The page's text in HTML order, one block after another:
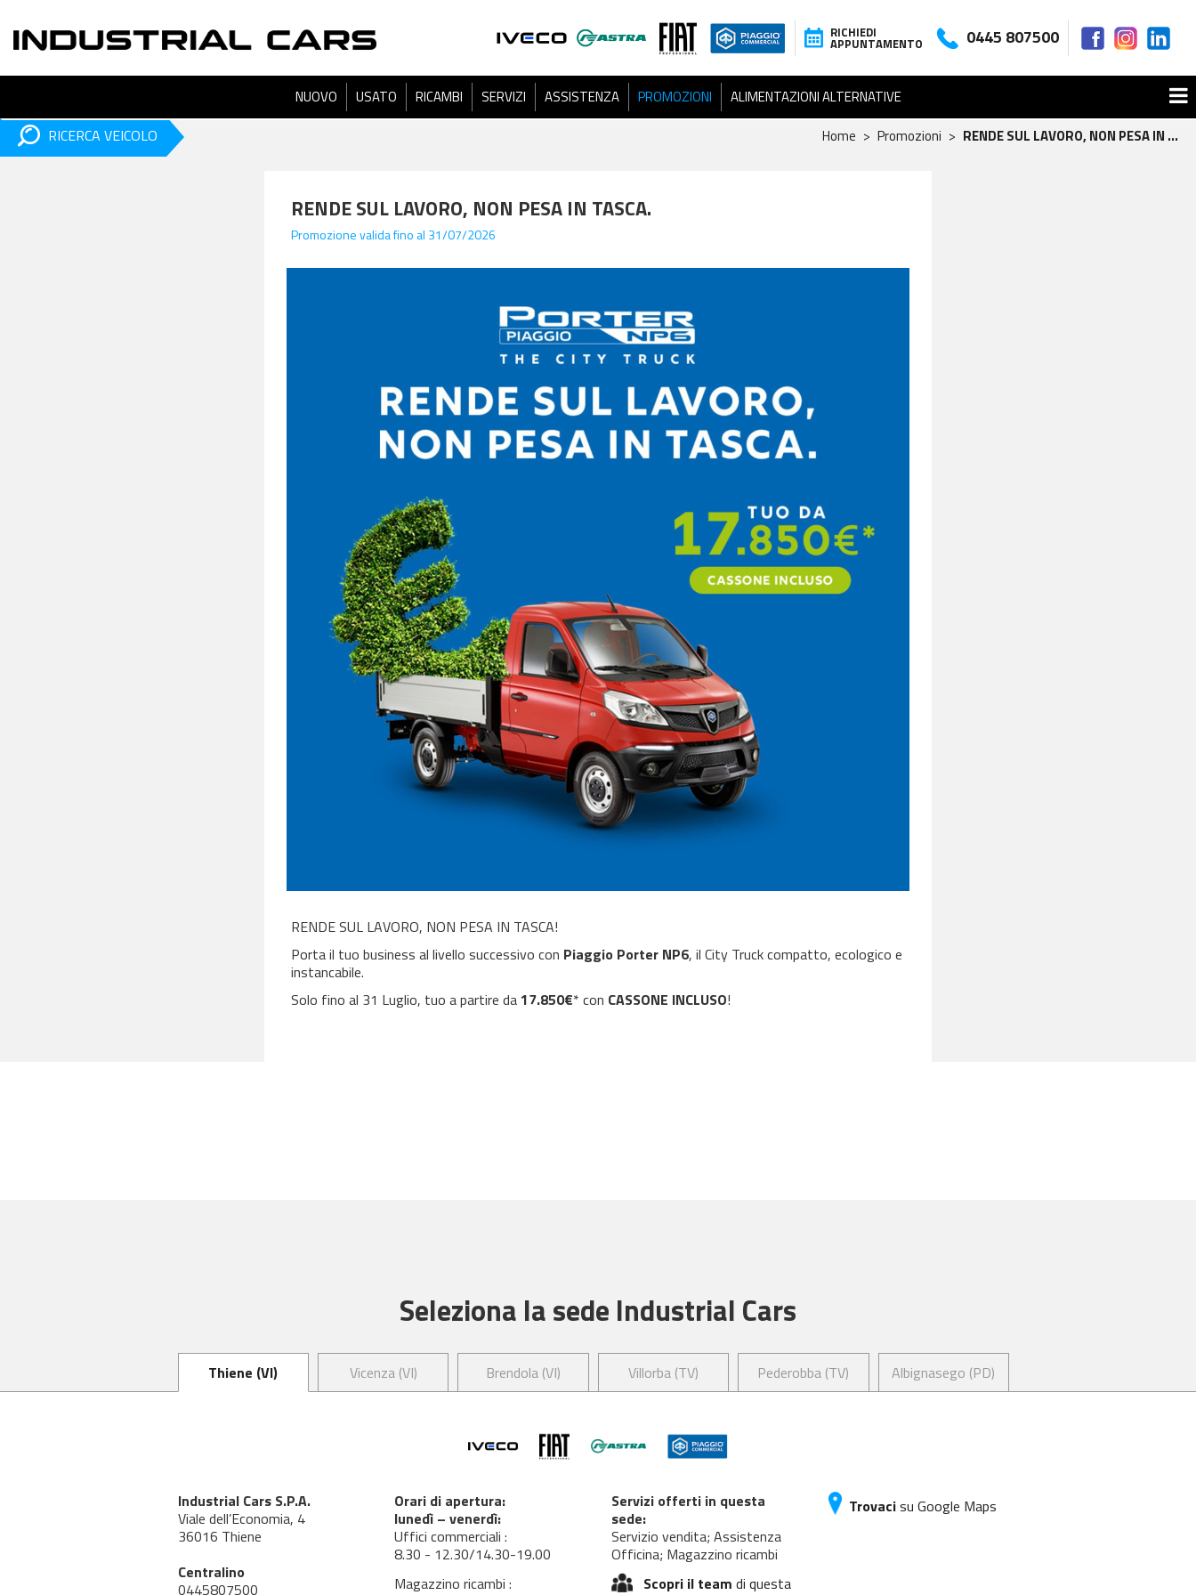
RICHIEDI
APPUNTAMENTO 0445 807500
NUOVO USATO RICAMBI SERVIZI ASSISTENZA PROMOZIONI ALIMENTAZIONI ALTERNATIVE
RICERCA VEICOLO Home Promozioni RENDE SUL LAVORO, NON PESA IN ...
RENDE SUL LAVORO, NON PESA IN TASCA.
Promozione valida fino al 31/07/2026
RENDE SUL LAVORO, NON PESA IN TASCA!
Porta il tuo business al livello successivo con Piaggio Porter NP6, il City Truck compatto, ecologico e
instancabile.
Solo fino al 31 Luglio, tuo a partire da 17.850€* con CASSONE INCLUSO!
Seleziona la sede Industrial Cars
Thiene (VI) Vicenza (VI) Brendola (VI) Villorba (TV) Pederobba (TV) Albignasego (PD)
Industrial Cars S.P.A.
Viale dell’Economia, 4
36016 Thiene
Centralino
0445807500
Orari di apertura:
lunedì – venerdì:
Uffici commerciali :
8.30 - 12.30/14.30-19.00
Magazzino ricambi :
Servizi offerti in questa
sede:
Servizio vendita; Assistenza
Officina; Magazzino ricambi
Scopri il team di questa
Trovacisu Google Maps